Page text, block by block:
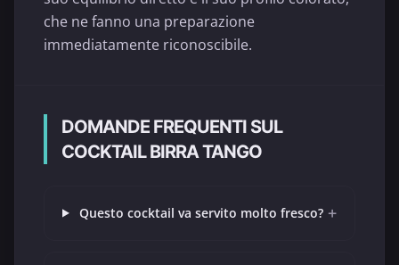
che ne fanno una preparazione
immediatamente riconoscibile.
DOMANDE FREQUENTI SUL
COCKTAIL BIRRA TANGO
Questo cocktail va servito molto fresco? +